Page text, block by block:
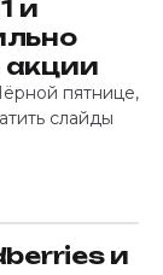
и
акции
пятнице,
слайды
и